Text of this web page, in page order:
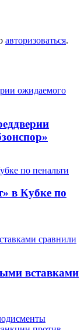
авторизоваться.
в Кубке по
вставками